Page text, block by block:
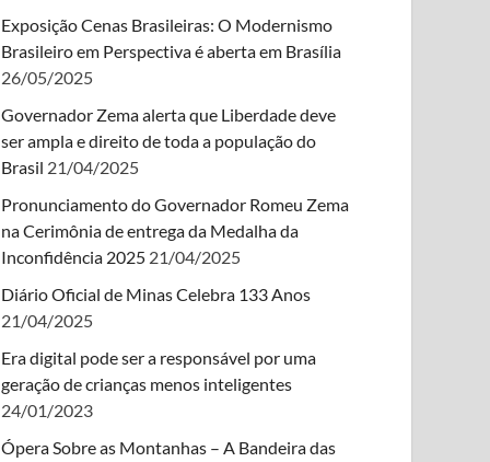
Exposição Cenas Brasileiras: O Modernismo
Brasileiro em Perspectiva é aberta em Brasília
26/05/2025
Governador Zema alerta que Liberdade deve
ser ampla e direito de toda a população do
Brasil 21/04/2025
Pronunciamento do Governador Romeu Zema
na Cerimônia de entrega da Medalha da
Inconfidência 2025 21/04/2025
Diário Oficial de Minas Celebra 133 Anos
21/04/2025
Era digital pode ser a responsável por uma
geração de crianças menos inteligentes
24/01/2023
Ópera Sobre as Montanhas – A Bandeira das